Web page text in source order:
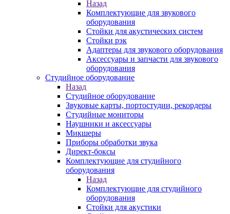
Назад
Комплектующие для звукового
оборудования
Стойки для акустических систем
Стойки рэк
Адаптеры для звукового оборудования
Аксессуары и запчасти для звукового
оборудования
Студийное оборудование
Назад
Студийное оборудование
Звуковые карты, портостудии, рекордеры
Студийные мониторы
Наушники и аксессуары
Микшеры
Приборы обработки звука
Директ-боксы
Комплектующие для студийного
оборудования
Назад
Комплектующие для студийного
оборудования
Стойки для акустики